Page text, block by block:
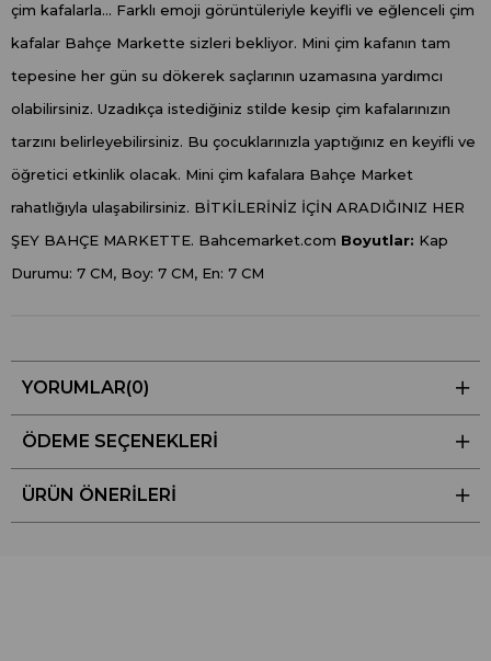
çim kafalarla... Farklı emoji görüntüleriyle keyifli ve eğlenceli çim
kafalar Bahçe Markette sizleri bekliyor. Mini çim kafanın tam
tepesine her gün su dökerek saçlarının uzamasına yardımcı
olabilirsiniz. Uzadıkça istediğiniz stilde kesip çim kafalarınızın
tarzını belirleyebilirsiniz. Bu çocuklarınızla yaptığınız en keyifli ve
öğretici etkinlik olacak. Mini çim kafalara Bahçe Market
rahatlığıyla ulaşabilirsiniz. BİTKİLERİNİZ İÇİN ARADIĞINIZ HER
ŞEY BAHÇE MARKETTE. Bahcemarket.com Boyutlar: Kap
Durumu: 7 CM, Boy: 7 CM, En: 7 CM
YORUMLAR(0)
ÖDEME SEÇENEKLERI
ÜRÜN ÖNERILERI